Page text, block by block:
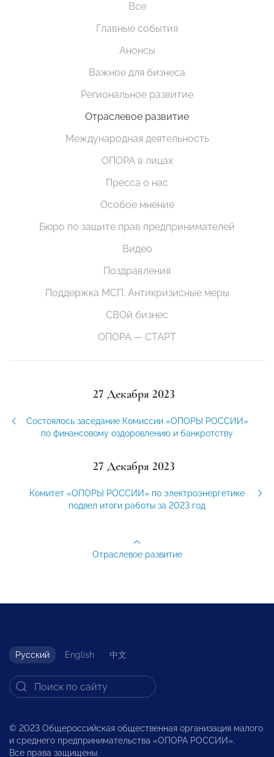
Все
Главные события
Анонсы
Важное для бизнеса
Региональное развитие
Отраслевое развитие
Международная деятельность
ОПОРА в лицах
Пресса о нас
Особое мнение
Бюро по защите прав предпринимателей
Видео
Поздравления
Поддержка МСП. Антикризисные меры
СВОй бизнес
ОПОРА — СТАРТ
27 Декабря 2023
Состоялось заседание Комиссии «ОПОРЫ РОССИИ»
по финансовому оздоровлению и банкротству
27 Декабря 2023
Комитет «ОПОРЫ РОССИИ» по электроэнергетике
подвел итоги работы за 2023 год
Отраслевое развитие
Русский English 中文
© 2023 Общероссийская общественная организация малого
и среднего предпринимательства «ОПОРА РОССИИ».
Все права защищены.